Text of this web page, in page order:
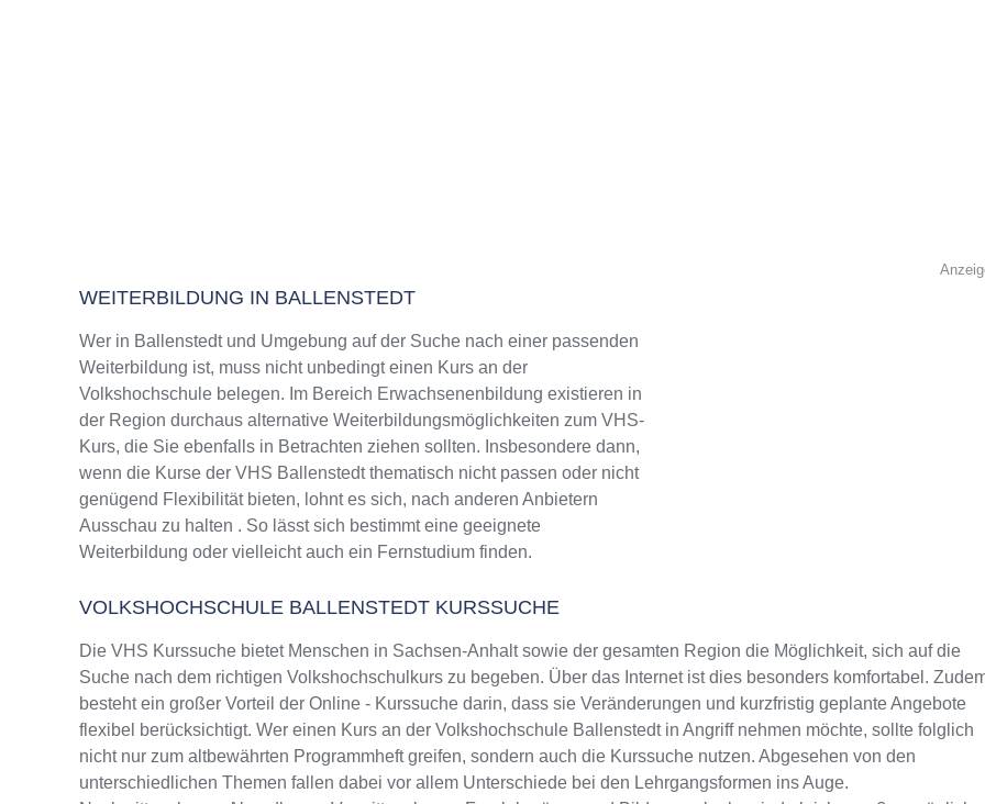
WEITERBILDUNG IN BALLENSTEDT
Wer in Ballenstedt und Umgebung auf der Suche nach einer passenden
Weiterbildung ist, muss nicht unbedingt einen Kurs an der
Volkshochschule belegen. Im Bereich Erwachsenenbildung existieren in
der Region durchaus alternative Weiterbildungsmöglichkeiten zum VHS-
Kurs, die Sie ebenfalls in Betrachten ziehen sollten. Insbesondere dann,
wenn die Kurse der VHS Ballenstedt thematisch nicht passen oder nicht
genügend Flexibilität bieten, lohnt es sich, nach anderen Anbietern
Ausschau zu halten . So lässt sich bestimmt eine geeignete
Weiterbildung oder vielleicht auch ein Fernstudium finden.
VOLKSHOCHSCHULE BALLENSTEDT KURSSUCHE
Die VHS Kurssuche bietet Menschen in Sachsen-Anhalt sowie der gesamten Region die Möglichkeit, sich auf die
Suche nach dem richtigen Volkshochschulkurs zu begeben. Über das Internet ist dies besonders komfortabel.
besteht ein großer Vorteil der Online - Kurssuche darin, dass sie Veränderungen und kurzfristig geplante Angebote
flexibel berücksichtigt. Wer einen Kurs an der Volkshochschule Ballenstedt in Angriff nehmen möchte, sollte folglich
nicht nur zum altbewährten Programmheft greifen, sondern auch die Kurssuche nutzen. Abgesehen von den
unterschiedlichen Themen fallen dabei vor allem Unterschiede bei den Lehrgangsformen ins Auge.